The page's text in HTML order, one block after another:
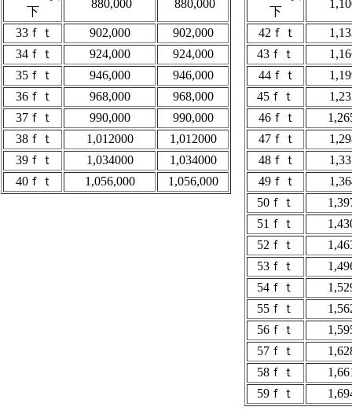
下
880,000 880,000
33ｆｔ 902,000
902,000
34ｆｔ
924,000
924,000
35ｆｔ
946,000
946,000
36ｆｔ
968,000
968,000
37ｆｔ
990,000
990,000
38ｆｔ
1,012000
1,012000
39ｆｔ
1,034000
1,034000
40ｆｔ
1,056,000 1,056,000
下
42ｆｔ
43ｆｔ
44ｆｔ
45ｆｔ
46ｆｔ
47ｆｔ
48ｆｔ
49ｆｔ
50ｆｔ
51ｆｔ
52ｆｔ
53ｆｔ
54ｆｔ
55ｆｔ
56ｆｔ
57ｆｔ
58ｆｔ
59ｆｔ